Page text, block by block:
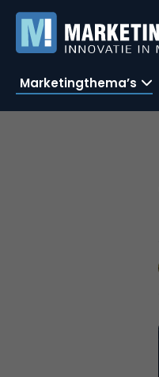
Marketingthema’s